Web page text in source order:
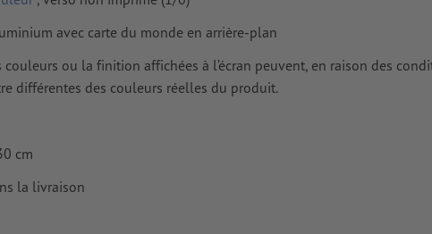
avec carte du monde en arrière-plan
ou la finition affichées à l’écran peuvent, en raison des
différentes des couleurs réelles du produit.
cm
la livraison